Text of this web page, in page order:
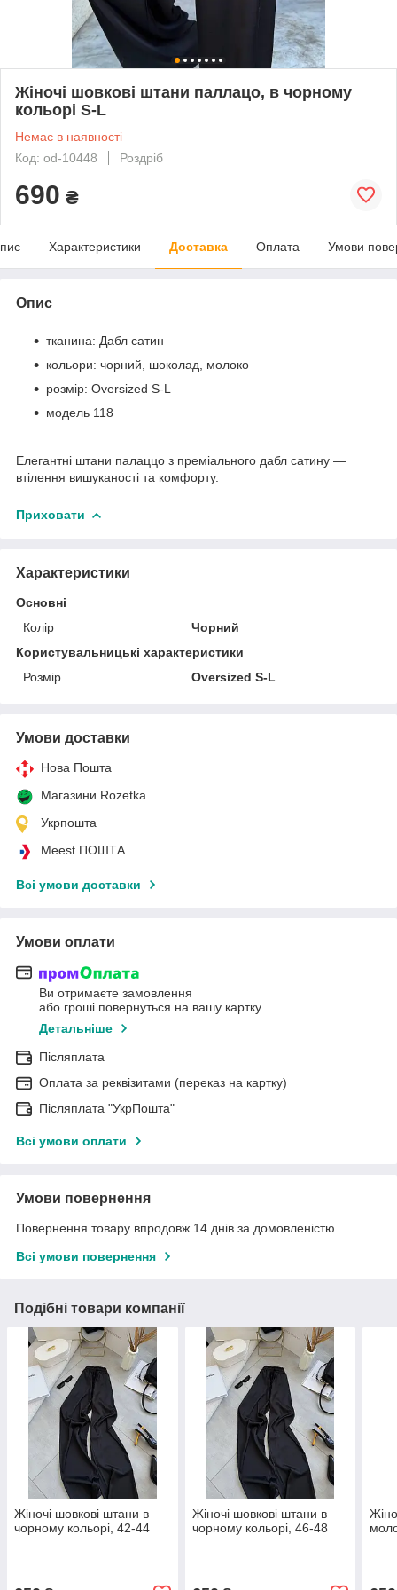
Жіночі шовкові штани паллацо, в чорному
кольорі S-L
Немає в наявності
Код: od-10448
Роздріб
690 ₴
Характеристики Доставка Оплата Умови
Опис
тканина: Дабл сатин
кольори: чорний, шоколад, молоко
розмір: Oversized S-L
модель 118
Елегантні штани палаццо з преміального дабл сатину —
втілення вишуканості та комфорту.
Приховати
Характеристики
Основні
Колір
Чорний
Користувальницькі характеристики
Розмір
Oversized S-L
Умови доставки
Нова Пошта
Магазини Rozetka
Укрпошта
Meest ПОШТА
Всі умови доставки
Умови оплати
Ви отримаєте замовлення
або гроші повернуться на вашу картку
Детальніше
Післяплата
Оплата за реквізитами (переказ на картку)
Післяплата "УкрПошта"
Всі умови оплати
Умови повернення
Повернення товару впродовж 14 днів за домовленістю
Всі умови повернення
Подібні товари компанії
Жіночі шовкові штани в
чорному кольорі, 42-44
Жіночі шовкові штани в
чорному кольорі, 46-48